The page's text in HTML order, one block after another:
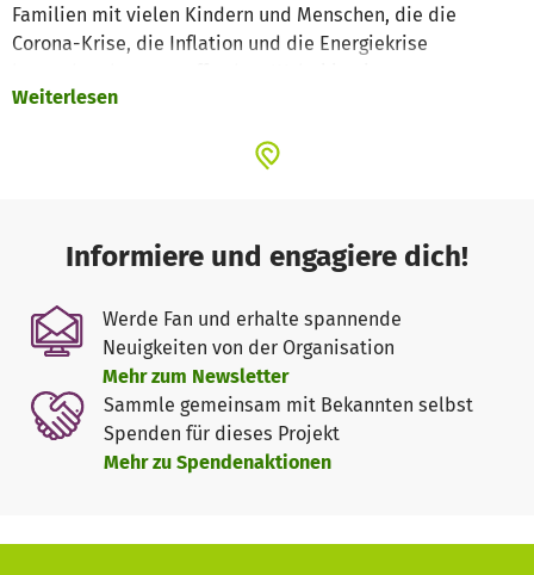
Familien mit vielen Kindern und Menschen, die die
Corona-Krise, die Inflation und die Energiekrise
Bedarfsgemeinschaft (Haushalt) mehrere Personen
Weiterhin unterstützen wir unsere auswärtigen Kunden
bei den Fahrkosten, die auf dem Weg zur Tafel entstehen.
Besondere Herausforderungen stellen sich uns durch die
Flüchtlingswelle aus der Ukraine. Hier kaufen
augenblicklich 352 Bedarfsgemeinschaften bei uns ein.
Aber auch die Tafel selbst ist im Augenblick von der Krise
betroffen: steigende Energiekosten im Bereich Benzin und
Weiterlesen
Informiere und engagiere dich!
Werde Fan und erhalte spannende
Neuigkeiten von der Organisation
Mehr zum Newsletter
Sammle gemeinsam mit Bekannten selbst
Spenden für dieses Projekt
Mehr zu Spendenaktionen